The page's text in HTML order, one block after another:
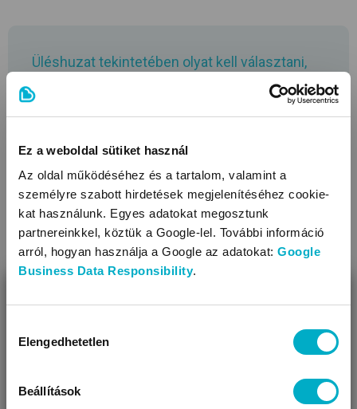
Ez a weboldal sütiket használ
Az oldal működéséhez és a tartalom, valamint a
személyre szabott hirdetések megjelenítéséhez cookie-
kat használunk. Egyes adatokat megosztunk
partnereinkkel, köztük a Google-lel. További információ
arról, hogyan használja a Google az adatokat: Google
Business Data Responsibility.
kiválasztása
Elengedhetetlen
Beállítások
Üléshuzat tekintetében olyat kell választani,
ami könnyen tisztítható, mert garantáltan
össze fogja kenni a baba. Plusz pont, ha
lehetővé.
Összecsukható etetőszék
ahol minden egyes négyzetcenti számít, ez nem annyira
szerencsés. A megoldást az összecsukható etetőszékek
Úgy látjuk, most jársz nálunk először!